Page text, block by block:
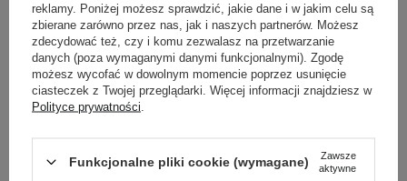
Cosibella Corner (Wileńska)
Cosibella Corner (Bohaterów Warszawy)
Cosibella Corner (Tadeusza Kościuszki)
reklamy. Poniżej możesz sprawdzić, jakie dane i w jakim celu są
zbierane zarówno przez nas, jak i naszych partnerów. Możesz
zdecydować też, czy i komu zezwalasz na przetwarzanie
danych (poza wymaganymi danymi funkcjonalnymi). Zgodę
możesz wycofać w dowolnym momencie poprzez usunięcie
ciasteczek z Twojej przeglądarki. Więcej informacji znajdziesz w
Polityce prywatności
Funkcjonalne pliki cookie (wymagane)
Zawsze
aktywne